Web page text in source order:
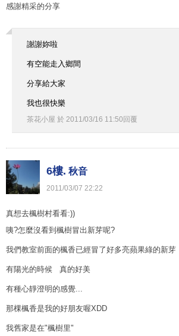
感謝精采的分享
謝謝妳啦
有空能走入鄉間
分享給大家
我也很快樂
茶花小屋 於 2011/03/16 11:50 回覆
6樓. 秋音
2011/03/07 22:22
真想去楓樹村看看:))
咦?怎麼沒看到楓樹冒出新芽呢?
我們教室前面的楓香已經冒了好多亮蘋果綠的新芽
有陽光的時候 真的好美
有種心靜澄明的感覺...
那棵楓香是我的好朋友喔XDD
我舊家是在"楓樹里"